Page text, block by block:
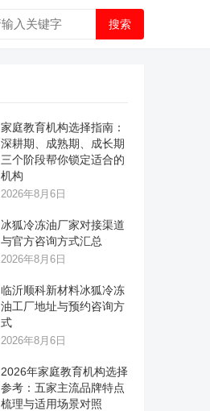
搜索
家庭教育机构选择指南：
深耕期、成熟期、成长期
三个阶段帮你锁定适合的
机构
2026年8月6日
冰狐冷冻油厂家对接渠道
与官方咨询方式汇总
2026年8月6日
临沂顺科新材料冰狐冷冻
油工厂地址与预约咨询方
式
2026年8月6日
2026年家庭教育机构选择
参考：五家主流品牌特点
梳理与适用场景对照